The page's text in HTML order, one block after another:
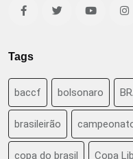
Tags
baccf bolsonaro
brasileirão
copa do brasil Copa